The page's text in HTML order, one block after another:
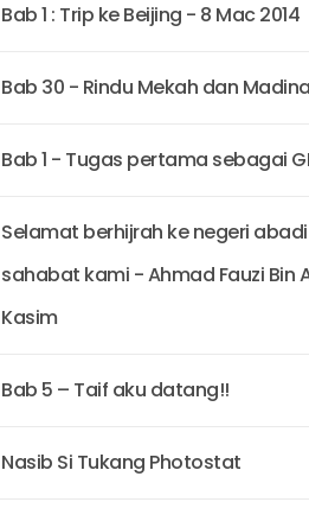
Bab 1 : Trip ke Beijing - 8 Mac 2014
Bab 30 - Rindu Mekah dan
Bab 1 - Tugas pertama sebagai
Selamat berhijrah ke negeri abadi
sahabat kami - Ahmad Fauzi Bin
Kasim
Bab 5 – Taif aku datang!!
Nasib Si Tukang Photostat